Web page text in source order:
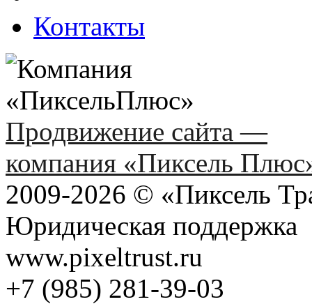
Контакты
Продвижение сайта —
компания «Пиксель
2009-2026 © «Пиксель
Юридическая поддержка
www.pixeltrust.ru
+7 (985) 281-39-03